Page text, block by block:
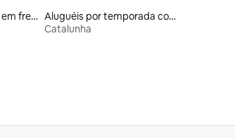
Aluguéis de espaços em frente à praia
Aluguéis por temporada com banheira de hidromassagem
Catalunha